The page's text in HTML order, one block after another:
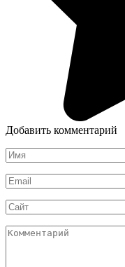
Добавить комментарий
Имя
*
Email
*
Сайт
Комментарий